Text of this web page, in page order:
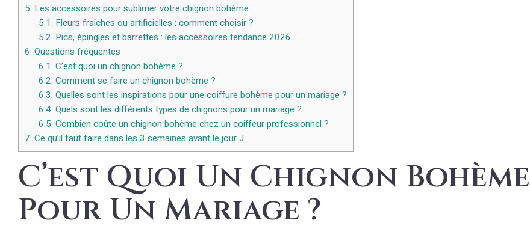
5. Les accessoires pour sublimer votre chignon bohème
5.1. Fleurs fraîches ou artificielles : comment choisir ?
5.2. Pics, épingles et barrettes : les accessoires tendance 2026
6. Questions fréquentes
6.1. C’est quoi un chignon bohème ?
6.2. Comment se faire un chignon bohème ?
6.3. Quelles sont les inspirations pour une coiffure bohème pour un mariage ?
6.4. Quels sont les différents types de chignons pour un mariage ?
6.5. Combien coûte un chignon bohème chez un coiffeur professionnel ?
7. Ce qu’il faut faire dans les 3 semaines avant le jour J
C’est Quoi Un Chignon Bohème
Pour Un Mariage ?